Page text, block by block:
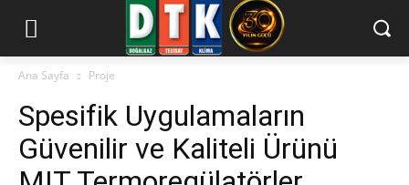
Ana Sayfa Proje
Spesifik Uygulamaların
Güvenilir ve Kaliteli Ürünü